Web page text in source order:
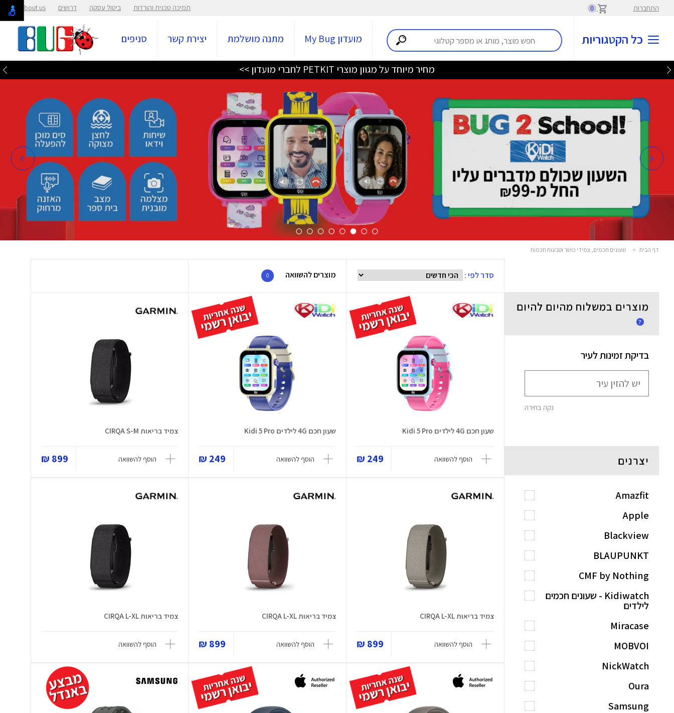
התחברות 0 תמיכה טכנית והורדות ביטול עסקה דרושים About us
כל הקטגוריות מועדון My Bug מתנה מושלמת יצירת קשר סניפים
מחיר מיוחד על מגוון מוצרי PETKIT לחברי מועדון >>
דף הבית > שעונים חכמים, צמידי כושר וטבעות חכמות
סדר לפי : מוצרים להשוואה 0
שעון חכם 4G לילדים Kidi 5 Pro
הוסף להשוואה 249 ₪
שעון חכם 4G לילדים Kidi 5 Pro
הוסף להשוואה 249 ₪
צמיד בריאות CIRQA S-M
הוסף להשוואה 899 ₪
צמיד בריאות CIRQA L-XL
הוסף להשוואה 899 ₪
צמיד בריאות CIRQA L-XL
הוסף להשוואה 899 ₪
צמיד בריאות CIRQA L-XL
הוסף להשוואה
מוצרים במשלוח מהיום להיום
?
בדיקת זמינות לעיר
נקה בחירה
יצרנים
Amazfit
Apple
Blackview
BLAUPUNKT
CMF by Nothing
Kidiwatch - שעונים חכמים
לילדים
Miracase
MOBVOI
NickWatch
Oura
Samsung